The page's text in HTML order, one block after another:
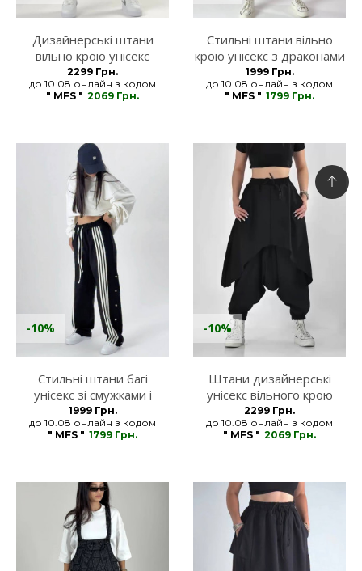
Дизайнерські штани
вільно крою унісекс
MFStore
2299 Грн.
до 10.08 онлайн з кодом
" MFS " 2069 Грн.
Стильні штани вільно
крою унісекс з драконами
MFStore
1999 Грн.
до 10.08 онлайн з кодом
" MFS " 1799 Грн.
Стильні штани багі
унісекс зі смужками і
кнопками по бокам
MFStore
1999 Грн.
до 10.08 онлайн з кодом
" MFS " 1799 Грн.
-10%
Штани дизайнерські
унісекс вільного крою
чорні MFStore
2299 Грн.
до 10.08 онлайн з кодом
" MFS " 2069 Грн.
-10%